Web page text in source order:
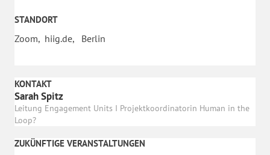
STANDORT
Zoom, hiig.de, Berlin
KONTAKT
Sarah Spitz
Leitung Engagement Units I Projektkoordinatorin Human in the
Loop?
ZUKÜNFTIGE VERANSTALTUNGEN